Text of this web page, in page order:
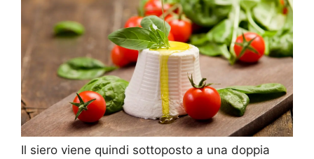
Il siero viene quindi sottoposto a una doppia